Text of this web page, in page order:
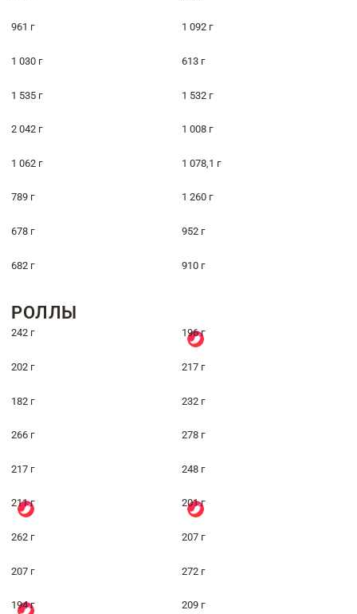
961 г 1 092 г
1 030 г 613 г
1 535 г 1 532 г
2 042 г 1 008 г
1 062 г 1 078,1 г
789 г 1 260 г
678 г 952 г
682 г 910 г
РОЛЛЫ
242 г 196 г
202 г 217 г
182 г 232 г
266 г 278 г
217 г 248 г
211 г 201 г
262 г 207 г
207 г 272 г
194 г 209 г